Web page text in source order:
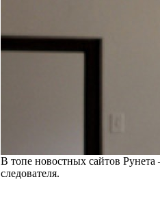
В топе новостных сайтов Рунета
следователя.